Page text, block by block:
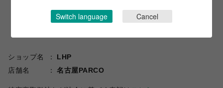
ショップ名
LHP
店舗名
名古屋PARCO
Switch language Cancel